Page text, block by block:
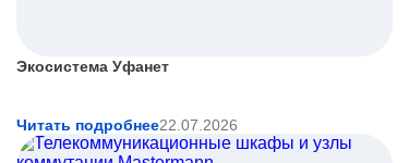
Экосистема Уфанет
Читать подробнее22.07.2026